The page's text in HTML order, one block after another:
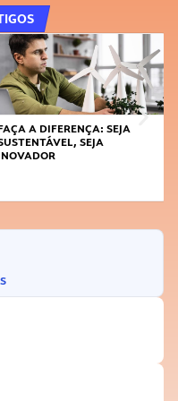
A DIFERENÇA: SEJA
SEJA